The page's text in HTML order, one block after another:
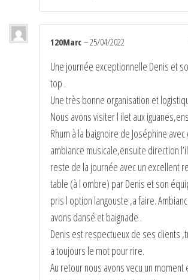
120Marc –25/04/2022
Une journée exceptionnelle Denis et
top .
Une très bonne organisation et
Nous avons visiter l ilet aux
Rhum à la baignoire de Joséphine
ambiance musicale,ensuite direction
reste de la journée avec un excellent
table (à l ombre) par Denis et son
pris l option langouste ,a faire.
avons dansé et baignade .
Denis est respectueux de ses clients
a toujours le mot pour rire.
Au retour nous avons vecu un